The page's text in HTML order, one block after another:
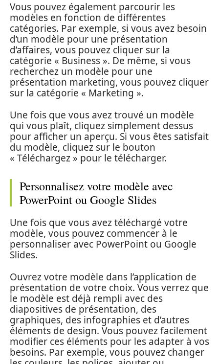
Vous pouvez également parcourir les
modèles en fonction de différentes
catégories. Par exemple, si vous avez besoin
d’un modèle pour une présentation
d’affaires, vous pouvez cliquer sur la
catégorie « Business ». De même, si vous
recherchez un modèle pour une
présentation marketing, vous pouvez cliquer
sur la catégorie « Marketing ».
Une fois que vous avez trouvé un modèle
qui vous plaît, cliquez simplement dessus
pour afficher un aperçu. Si vous êtes satisfait
du modèle, cliquez sur le bouton
« Téléchargez » pour le télécharger.
Personnalisez votre modèle avec
PowerPoint ou Google Slides
Une fois que vous avez téléchargé votre
modèle, vous pouvez commencer à le
personnaliser avec PowerPoint ou Google
Slides.
Ouvrez votre modèle dans l’application de
présentation de votre choix. Vous verrez que
le modèle est déjà rempli avec des
diapositives de présentation, des
graphiques, des infographies et d’autres
éléments de design. Vous pouvez facilement
modifier ces éléments pour les adapter à vos
besoins. Par exemple, vous pouvez changer